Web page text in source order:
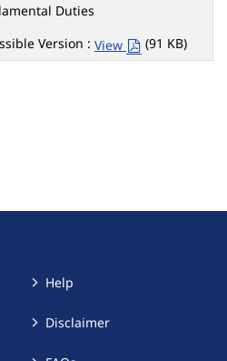
Duties
Version : View (91 KB)
Help
Disclaimer